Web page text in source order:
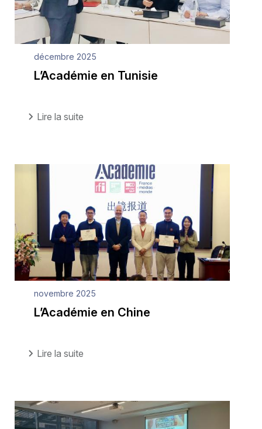
décembre 2025
L’Académie en Tunisie
Lire la suite
novembre 2025
L’Académie en Chine
Lire la suite